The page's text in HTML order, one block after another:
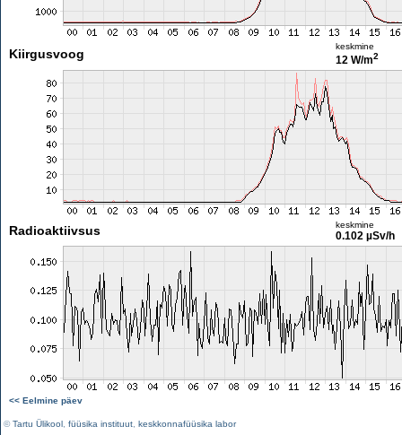
Kiirgusvoog
keskmine
12 W/m2
Radioaktiivsus keskmine
0.102 µSv/h
<< Eelmine päev
©Tartu Ülikool füüsika instituut keskkonnafüüsika labor